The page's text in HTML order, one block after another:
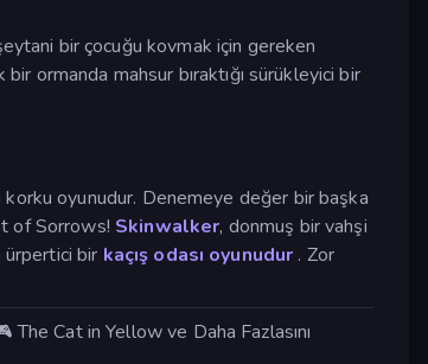
bir çocuğu kovmak için gereken
bir ormanda mahsur bıraktığı sürükleyici bir
korku oyunudur. Denemeye değer bir başka
of Sorrows! Skinwalker, donmuş bir vahşi
bir kaçış odası oyunudur . Zor
Cat in Yellow ve Daha Fazlasını